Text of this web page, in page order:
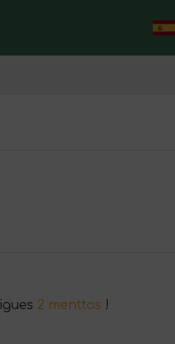
2 menttos !